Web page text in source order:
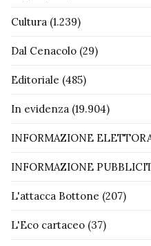
Cultura (1.239)
Dal Cenacolo (29)
Editoriale (485)
In evidenza (19.904)
INFORMAZIONE
INFORMAZIONE
L'attacca Bottone (207)
L'Eco cartaceo (37)